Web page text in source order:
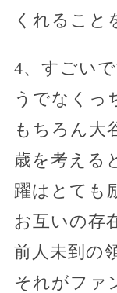
くれること
4、すごい
うでなくっ
もちろん大
歳を考える
躍はとても
お互いの存
前人未到の
それがファ